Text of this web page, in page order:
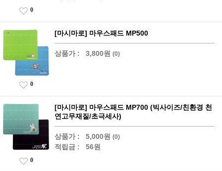
0
[마시마로] 마우스패드 MP500
상품가 : 3,800원 (0)
0
[마시마로] 마우스패드 MP700 (빅사이즈/친환경 천
연고무재질/초극세사)
상품가 : 5,000원 (0)
적립금 : 56원
0